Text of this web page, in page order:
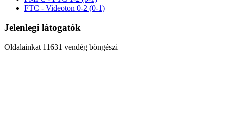
FTC - Videoton 0-2 (0-1)
Jelenlegi látogatók
Oldalainkat 11631 vendég böngészi